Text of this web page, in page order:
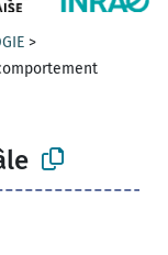
>